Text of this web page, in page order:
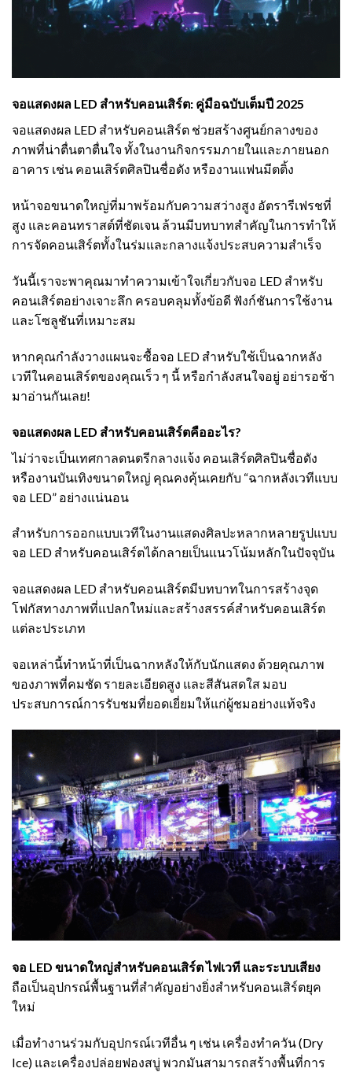
จอแสดงผล LED สำหรับคอนเสิร์ต: คู่มือฉบับเต็มปี 2025
จอแสดงผล LED สำหรับคอนเสิร์ต ช่วยสร้างศูนย์กลางของ
ภาพที่น่าตื่นตาตื่นใจ ทั้งในงานกิจกรรมภายในและภายนอก
อาคาร เช่น คอนเสิร์ตศิลปินชื่อดัง หรืองานแฟนมีตติ้ง
หน้าจอขนาดใหญ่ที่มาพร้อมกับความสว่างสูง อัตรารีเฟรชที่
สูง และคอนทราสต์ที่ชัดเจน ล้วนมีบทบาทสำคัญในการทำให้
การจัดคอนเสิร์ตทั้งในร่มและกลางแจ้งประสบความสำเร็จ
วันนี้เราจะพาคุณมาทำความเข้าใจเกี่ยวกับจอ LED สำหรับ
คอนเสิร์ตอย่างเจาะลึก ครอบคลุมทั้งข้อดี ฟังก์ชันการใช้งาน
และโซลูชันที่เหมาะสม
หากคุณกำลังวางแผนจะซื้อจอ LED สำหรับใช้เป็นฉากหลัง
เวทีในคอนเสิร์ตของคุณเร็ว ๆ นี้ หรือกำลังสนใจอยู่ อย่ารอช้า
มาอ่านกันเลย!
จอแสดงผล LED สำหรับคอนเสิร์ตคืออะไร?
ไม่ว่าจะเป็นเทศกาลดนตรีกลางแจ้ง คอนเสิร์ตศิลปินชื่อดัง
หรืองานบันเทิงขนาดใหญ่ คุณคงคุ้นเคยกับ “ฉากหลังเวทีแบบ
จอ LED” อย่างแน่นอน
สำหรับการออกแบบเวทีในงานแสดงศิลปะหลากหลายรูปแบบ
จอ LED สำหรับคอนเสิร์ตได้กลายเป็นแนวโน้มหลักในปัจจุบัน
จอแสดงผล LED สำหรับคอนเสิร์ตมีบทบาทในการสร้างจุด
โฟกัสทางภาพที่แปลกใหม่และสร้างสรรค์สำหรับคอนเสิร์ต
แต่ละประเภท
จอเหล่านี้ทำหน้าที่เป็นฉากหลังให้กับนักแสดง ด้วยคุณภาพ
ของภาพที่คมชัด รายละเอียดสูง และสีสันสดใส มอบ
ประสบการณ์การรับชมที่ยอดเยี่ยมให้แก่ผู้ชมอย่างแท้จริง
จอ LED ขนาดใหญ่สำหรับคอนเสิร์ต ไฟเวที และระบบเสียง
ถือเป็นอุปกรณ์พื้นฐานที่สำคัญอย่างยิ่งสำหรับคอนเสิร์ตยุค
ใหม่
เมื่อทำงานร่วมกับอุปกรณ์เวทีอื่น ๆ เช่น เครื่องทำควัน (Dry
Ice) และเครื่องปล่อยฟองสบู่ พวกมันสามารถสร้างพื้นที่การ